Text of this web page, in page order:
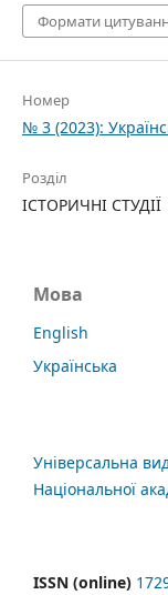
Формати
Номер
№ 3 (2023):
Розділ
ІСТОРИЧНІ СТУДІЇ
Мова
English
Українська
Універсальна
Національної
ISSN (online)